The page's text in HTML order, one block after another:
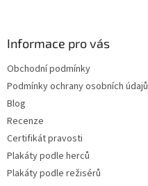
Informace pro vás
Obchodní podmínky
Podmínky ochrany osobních údajů
Blog
Recenze
Certifikát pravosti
Plakáty podle herců
Plakáty podle režisérů